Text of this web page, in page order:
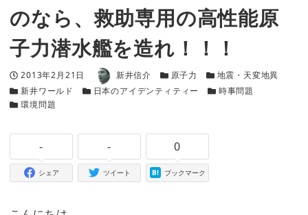
のなら、救助専用の高性能原
子力潜水艦を造れ！！！
投稿日
2013年2月21日 著者 新井信介 カテゴリー
原子力 カテゴリー
地震・天変地異
カテゴリー
新井ワールド カテゴリー
日本のアイデンティティー カテゴリー
時事問題
カテゴリー
環境問題
-
シェア
-
ツイート
0
ブックマーク